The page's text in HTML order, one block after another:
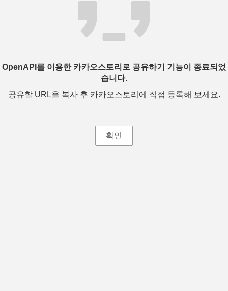
OpenAPI를 이용한 카카오스토리로 공유하기 기능이 종료되었
습니다.
공유할 URL을 복사 후 카카오스토리에 직접 등록해 보세요.
확인